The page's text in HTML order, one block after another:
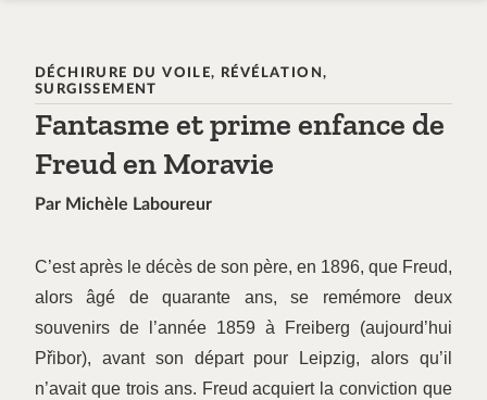
DÉCHIRURE DU VOILE, RÉVÉLATION,
SURGISSEMENT
Fantasme et prime enfance de
Freud en Moravie
Par Michèle Laboureur
C’est après le décès de son père, en 1896, que Freud,
alors âgé de quarante ans, se remémore deux
souvenirs de l’année 1859 à Freiberg (aujourd’hui
Přibor), avant son départ pour Leipzig, alors qu’il
n’avait que trois ans. Freud acquiert la conviction que